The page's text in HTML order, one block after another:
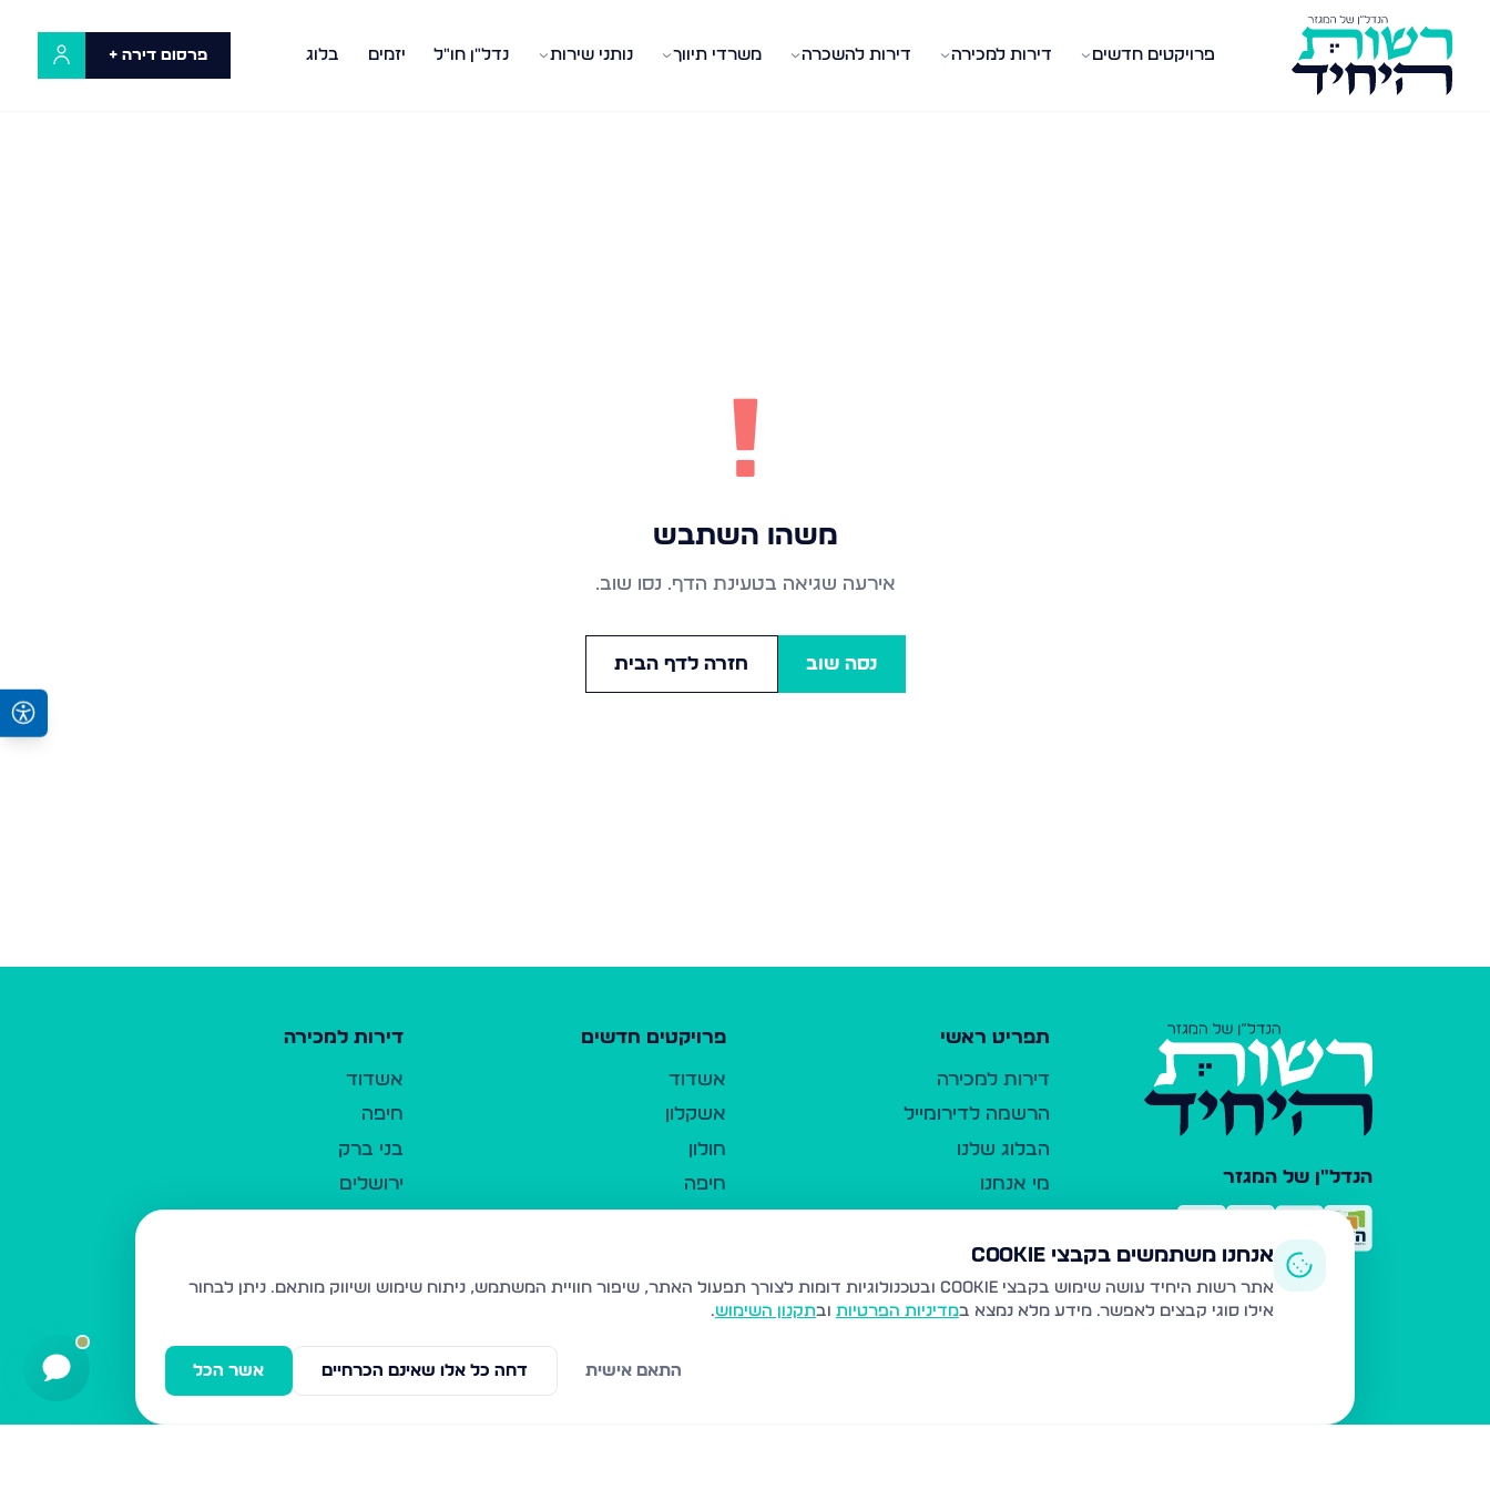
פרויקטים חדשים דירות למכירה דירות להשכרה משרדי תיווך נותני שירות נדל"ן חו"ל יזמים בלוג פרסום דירה +
!
משהו השתבש
אירעה שגיאה בטעינת הדף. נסו שוב.
נסה שוב חזרה לדף הבית
הנדל"ן של המגזר
תפריט ראשי
דירות למכירה
הרשמה לדירומייל
הבלוג שלנו
מי אנחנו
כלי עזר
פרסום ברשות היחיד
משרדי תיווך
פרויקטים חדשים
אשדוד
אשקלון
חולון
חיפה
נהריה
עמנואל
דירות למכירה
אשדוד
חיפה
בני ברק
ירושלים
בית שמש
ביתר עילית
אנחנו משתמשים בקבצי Cookie
אתר רשות היחיד עושה שימוש בקבצי Cookie ובטכנולוגיות דומות לצורך תפעול האתר, שיפור חוויית המשתמש, ניתוח שימוש ושיווק מותאם.
ניתן לבחור
אילו סוגי קבצים לאפשר. מידע מלא נמצא במדיניות הפרטיות ובתקנון השימוש.
אשר הכל דחה כל אלו שאינם הכרחיים התאם אישית